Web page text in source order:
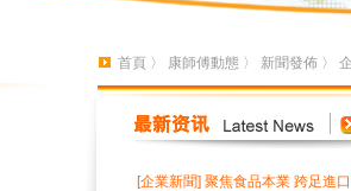
首頁 〉 康師傅動態 〉 新聞發佈 〉
[企業新聞] 聚焦食品本業 跨足進